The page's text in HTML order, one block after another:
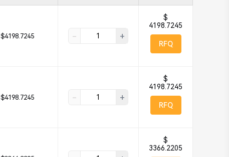
$4198.7245 - +
$
4198.7245
RFQ
$4198.7245 - +
$
4198.7245
RFQ
$
3366.2205